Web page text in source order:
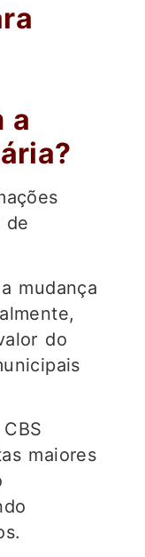
a
de
mudança
do
maiores